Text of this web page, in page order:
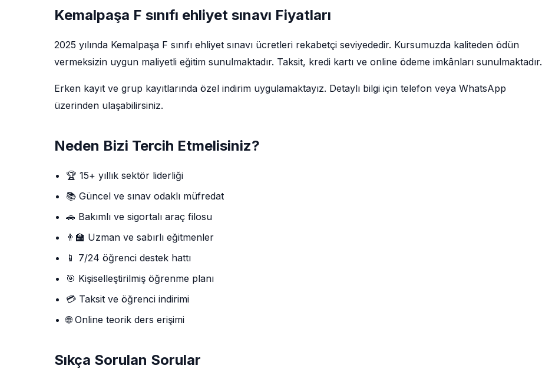
Kemalpaşa F sınıfı ehliyet sınavı Fiyatları
2025 yılında Kemalpaşa F sınıfı ehliyet sınavı ücretleri rekabetçi seviyededir. Kursumuzda kaliteden ödün
vermeksizin uygun maliyetli eğitim sunulmaktadır. Taksit, kredi kartı ve online ödeme imkânları sunulmaktadır.
Erken kayıt ve grup kayıtlarında özel indirim uygulamaktayız. Detaylı bilgi için telefon veya WhatsApp
üzerinden ulaşabilirsiniz.
Neden Bizi Tercih Etmelisiniz?
🏆 15+ yıllık sektör liderliği
📚 Güncel ve sınav odaklı müfredat
🚗 Bakımlı ve sigortalı araç filosu
👨‍🏫 Uzman ve sabırlı eğitmenler
📱 7/24 öğrenci destek hattı
🎯 Kişiselleştirilmiş öğrenme planı
💳 Taksit ve öğrenci indirimi
🌐 Online teorik ders erişimi
Sıkça Sorulan Sorular